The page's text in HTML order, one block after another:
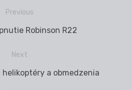
Previous
Robinson R22
Next
a obmedzenia